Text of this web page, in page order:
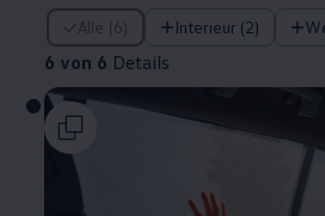
Alle (6) Interieur (2)
6 von 6 Details
6 von 6 Details